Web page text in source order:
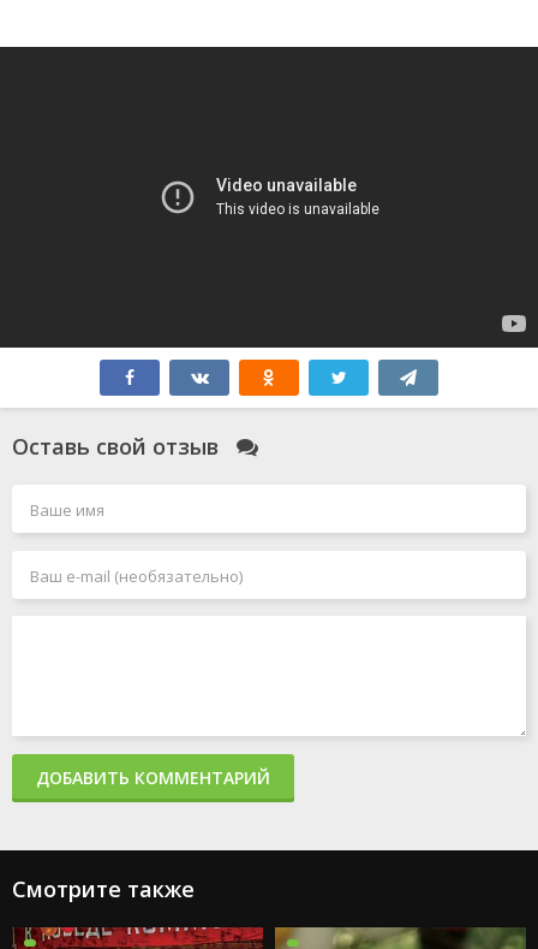
Оставь свой отзыв
ДОБАВИТЬ КОММЕНТАРИЙ
Смотрите также